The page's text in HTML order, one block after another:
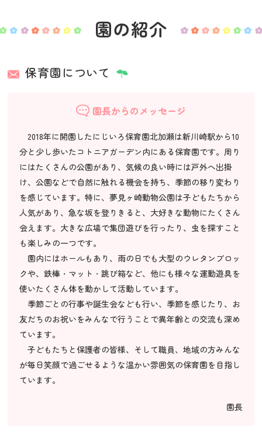
園の紹介
保育園について
園長からのメッセージ
2018年に開園したにじいろ保育園北加瀬は新川崎駅から10
分と少し歩いたコトニアガーデン内にある保育園です。周り
にはたくさんの公園があり、気候の良い時には戸外へ出掛
け、公園などで自然に触れる機会を持ち、季節の移り変わり
を感じています。特に、夢見ヶ崎動物公園は子どもたちから
人気があり、急な坂を登りきると、大好きな動物にたくさん
会えます。大きな広場で集団遊びを行ったり、虫を探すこと
も楽しみの一つです。
園内にはホールもあり、雨の日でも大型のウレタンブロッ
クや、鉄棒・マット・跳び箱など、他にも様々な運動遊具を
使いたくさん体を動かして活動しています。
季節ごとの行事や誕生会なども行い、季節を感じたり、お
友だちのお祝いをみんなで行うことで異年齢との交流も深め
ています。
子どもたちと保護者の皆様、そして職員、地域の方みんな
が毎日笑顔で過ごせるような温かい雰囲気の保育園を目指し
ています。
園長